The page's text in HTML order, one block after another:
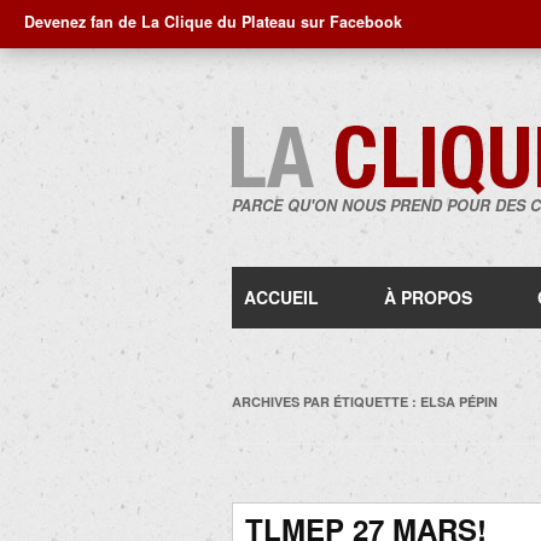
Devenez fan de La Clique du Plateau sur Facebook
PARCE QU'ON NOUS PREND POUR DES
ACCUEIL À PROPOS
ARCHIVES PAR ÉTIQUETTE : ELSA PÉPIN
TLMEP 27 MARS!